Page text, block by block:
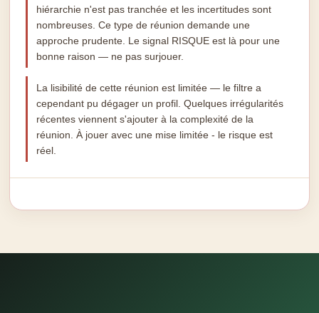
hiérarchie n'est pas tranchée et les incertitudes sont
nombreuses. Ce type de réunion demande une
approche prudente. Le signal RISQUE est là pour une
bonne raison — ne pas surjouer.
La lisibilité de cette réunion est limitée — le filtre a
cependant pu dégager un profil. Quelques irrégularités
récentes viennent s'ajouter à la complexité de la
réunion. À jouer avec une mise limitée - le risque est
réel.